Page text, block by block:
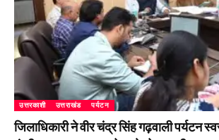
उत्तरकाशी उत्तराखंड पर्यटन
जिलाधिकारी ने वीर चंद्र सिंह गढ़वाली पर्यटन